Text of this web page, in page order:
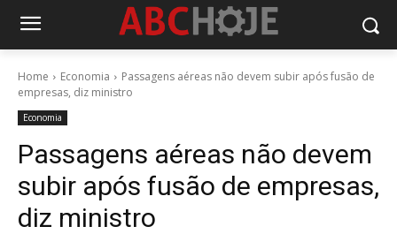
Home Economia
Passagens aéreas não devem subir após fusão de
empresas, diz ministro
Economia
Passagens aéreas não devem
subir após fusão de empresas,
diz ministro